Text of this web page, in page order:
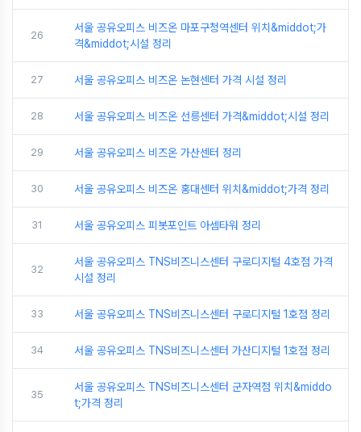
26
서울 공유오피스 비즈온 마포구청역센터 위치&middot;가
격&middot;시설 정리
27 서울 공유오피스 비즈온 논현센터 가격 시설 정리
28 서울 공유오피스 비즈온 선릉센터 가격&middot;시설 정리
29 서울 공유오피스 비즈온 가산센터 정리
30 서울 공유오피스 비즈온 홍대센터 위치&middot;가격 정리
31 서울 공유오피스 피봇포인트 아셈타워 정리
32
서울 공유오피스 TNS비즈니스센터 구로디지털 4호점 가격
시설 정리
33 서울 공유오피스 TNS비즈니스센터 구로디지털 1호점 정리
34 서울 공유오피스 TNS비즈니스센터 가산디지털 1호점 정리
35
서울 공유오피스 TNS비즈니스센터 군자역점 위치&middo
t;가격 정리